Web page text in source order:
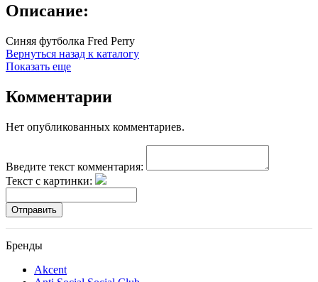
Описание:
Синяя футболка Fred Perry
Вернуться назад к каталогу
Показать еще
Комментарии
Нет опубликованных комментариев.
Введите текст комментария:
Текст с картинки:
Отправить
Бренды
Akcent